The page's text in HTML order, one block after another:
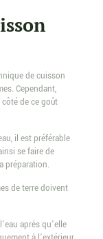
de cuisson
Cependant,
de ce goût
il est préférable
se faire de
préparation.
de terre doivent
après qu’elle